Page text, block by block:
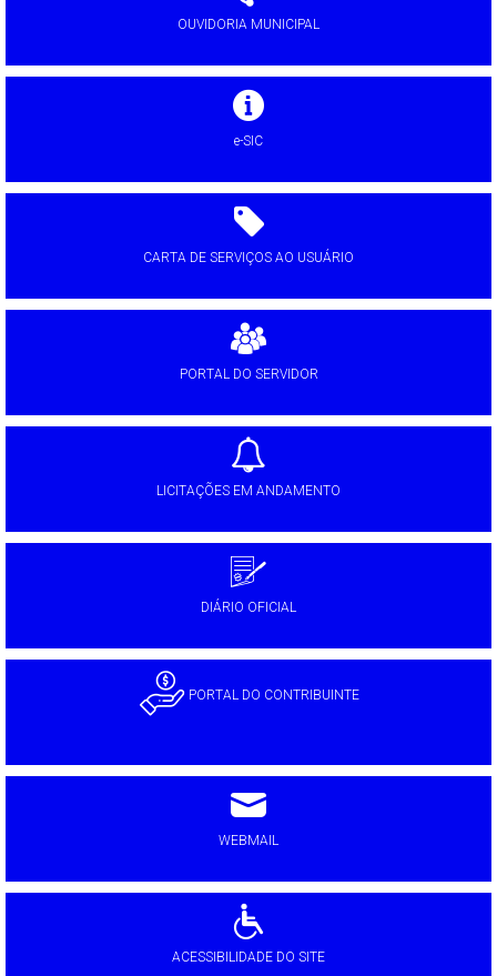
OUVIDORIA MUNICIPAL
e-SIC
CARTA DE SERVIÇOS AO USUÁRIO
PORTAL DO SERVIDOR
LICITAÇÕES EM ANDAMENTO
DIÁRIO OFICIAL
PORTAL DO CONTRIBUINTE
WEBMAIL
ACESSIBILIDADE DO SITE